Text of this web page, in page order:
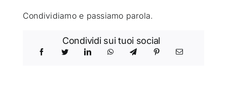
Condividiamo e passiamo parola.
Condividi sui tuoi social